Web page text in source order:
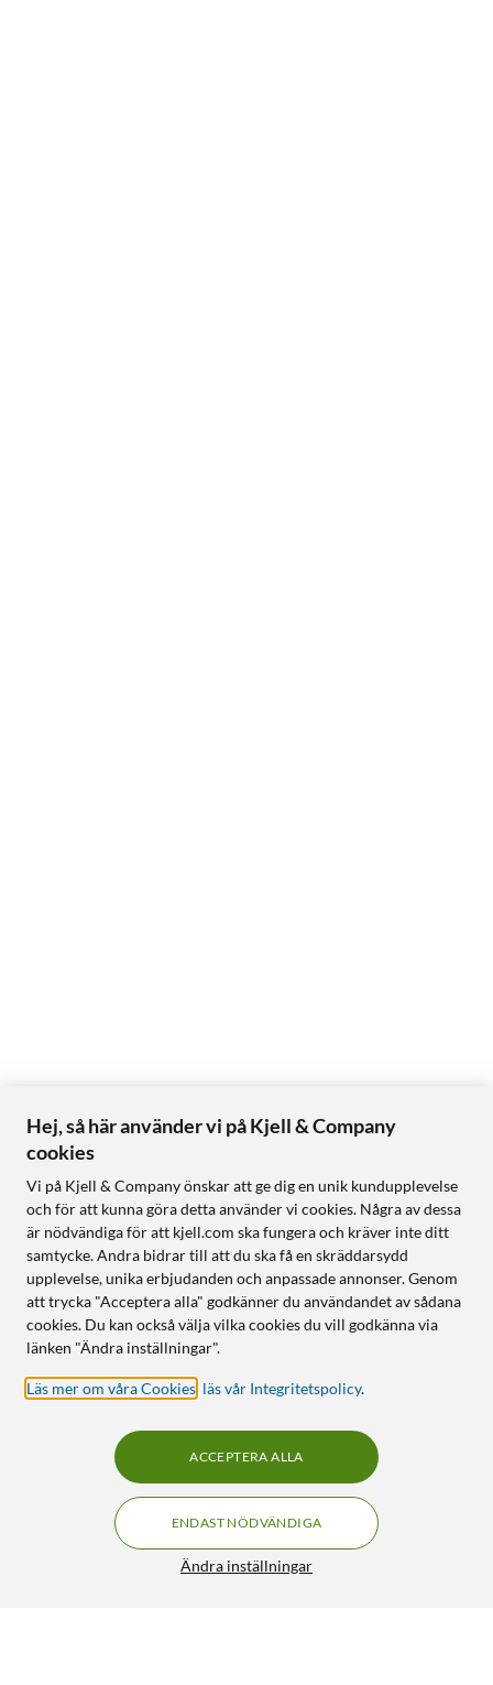
Hej, så här använder vi på Kjell & Company
cookies
Vi på Kjell & Company önskar att ge dig en unik kundupplevelse
och för att kunna göra detta använder vi cookies. Några av dessa
är nödvändiga för att kjell.com ska fungera och kräver inte ditt
samtycke. Andra bidrar till att du ska få en skräddarsydd
upplevelse, unika erbjudanden och anpassade annonser. Genom
att trycka "Acceptera alla" godkänner du användandet av sådana
cookies. Du kan också välja vilka cookies du vill godkänna via
länken "Ändra inställningar".
Läs mer om våra Cookies läs vår Integritetspolicy.
Ändra inställningar
ENDAST NÖDVÄNDIGA
ACCEPTERA ALLA